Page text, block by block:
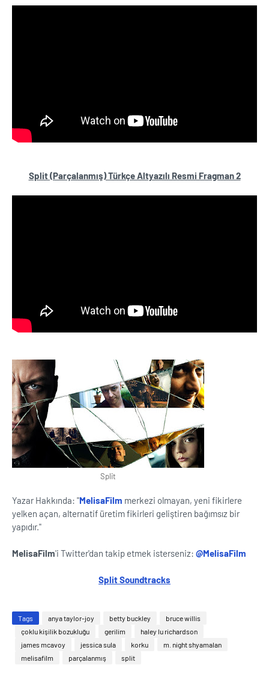
Split (Parçalanmış) Türkçe Altyazılı Resmi Fragman 2
Split
Yazar Hakkında: "MelisaFilm merkezi olmayan, yeni fikirlere
yelken açan, alternatif üretim fikirleri geliştiren bağımsız bir
yapıdır."
MelisaFilm'i Twitter'dan takip etmek isterseniz: @MelisaFilm
Split Soundtracks
Tags anya taylor-joy betty buckley
bruce willis
çoklu kişilik bozukluğu
gerilim
haley lu richardson
james mcavoy
jessica sula korku
m. night shyamalan
melisafilm
parçalanmış split